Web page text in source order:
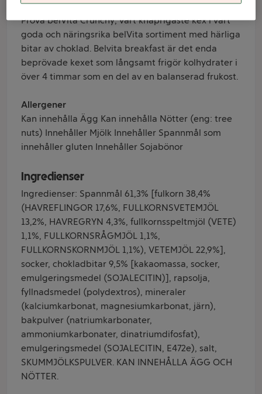
Information från leverantör
Prova belVita Crunchy, vårt knaprigaste kex i vårt
goda och näringsrika belVita sortiment med härliga
bitar av choklad. Belvita breakfast är det enda
beprövade kexet som långsamt frigör kolhydrater i
över 4 timmar som en del av en balanserad frukost.
Allergener
Kan innehålla Ägg Kan innehålla Nötter (eng: tree
nuts) Innehåller Mjölk Innehåller Spannmål som
innehåller gluten Innehåller Sojabönor
Ingredienser
Ingredienser: Spannmål 61,3% [fulkorn 38,4%
(HAVREFLINGOR 17,6%, FULLKORNSVETEMJÖL
13,2%, HAVREGRYN 4,3%, fullkornsspeltmjöl (VETE)
1,1%, FULLKORNSRÅGMJÖL 1,1%,
FULLKORNSKORNMJÖL 1,1%), VETEMJÖL 22,9%],
socker, chokladbitar 9,5% [kakaomassa, socker,
emulgeringsmedel (SOJALECITIN)], rapsolja,
fyllnadsmedel (polydextros), mineraler
(kalciumkarbonat, magnesiumkarbonat, järn),
bakpulver (natriumkarbonater,
ammoniumkarbonater, dinatriumdifosfat),
emulgeringsmedel (SOJALECITIN, E472e), salt,
SKUMMJÖLKSPULVER. KAN INNEHÅLLA ÄGG OCH
NÖTTER.